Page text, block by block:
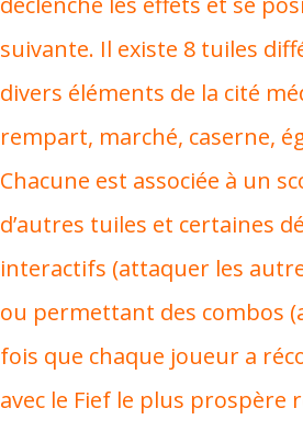
suivante. Il existe 8 tuiles
divers éléments de la cité
rempart, marché, caserne,
Chacune est associée à un
d’autres tuiles et certaines
interactifs (attaquer les
ou permettant des combos
fois que chaque joueur a
avec le Fief le plus prospère